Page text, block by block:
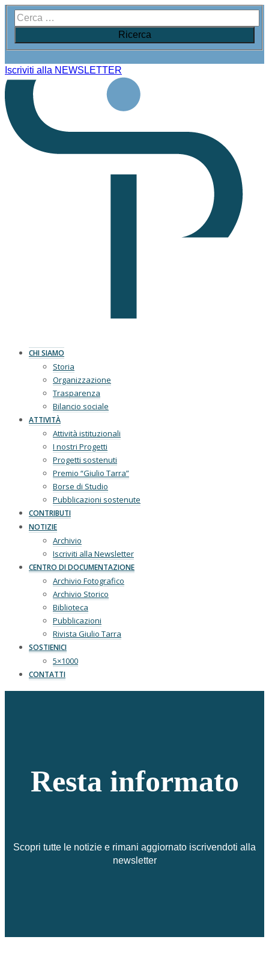
Iscriviti alla NEWSLETTER
CHI SIAMO
Storia
Organizzazione
Trasparenza
Bilancio sociale
ATTIVITÀ
Attività istituzionali
I nostri Progetti
Progetti sostenuti
Premio “Giulio Tarra”
Borse di Studio
Pubblicazioni sostenute
CONTRIBUTI
NOTIZIE
Archivio
Iscriviti alla Newsletter
CENTRO DI DOCUMENTAZIONE
Archivio Fotografico
Archivio Storico
Biblioteca
Pubblicazioni
Rivista Giulio Tarra
SOSTIENICI
5×1000
CONTATTI
Resta informato
Scopri tutte le notizie e rimani aggiornato iscrivendoti alla
newsletter